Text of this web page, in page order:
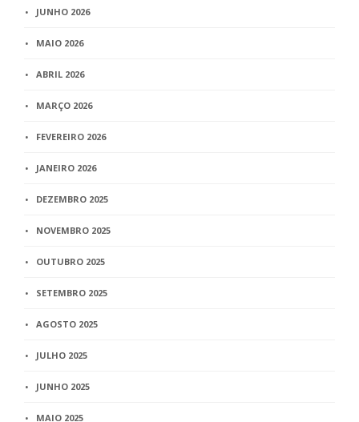
JUNHO 2026
MAIO 2026
ABRIL 2026
MARÇO 2026
FEVEREIRO 2026
JANEIRO 2026
DEZEMBRO 2025
NOVEMBRO 2025
OUTUBRO 2025
SETEMBRO 2025
AGOSTO 2025
JULHO 2025
JUNHO 2025
MAIO 2025